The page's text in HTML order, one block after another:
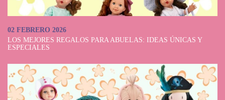
02 FEBRERO 2026
LOS MEJORES REGALOS PARA ABUELAS: IDEAS ÚNICAS Y
ESPECIALES